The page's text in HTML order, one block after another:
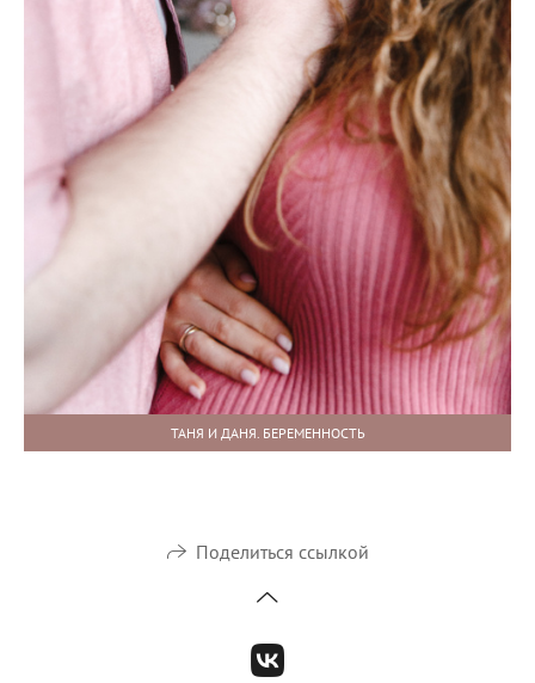
ТАНЯ И ДАНЯ. БЕРЕМЕННОСТЬ
Поделиться ссылкой